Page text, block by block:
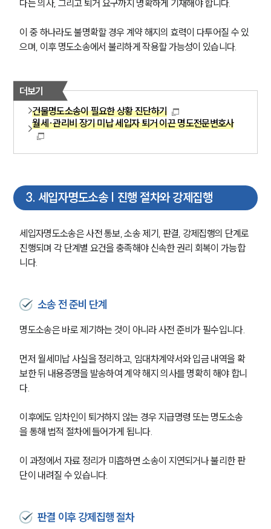
다는 의사, 그리고 퇴거 요구까지 명확하게 기재해야 합니다.
이 중 하나라도 불명확할 경우 계약 해지의 효력이 다투어질 수 있
으며, 이후 명도소송에서 불리하게 작용할 가능성이 있습니다.
더보기
건물명도소송이 필요한 상황 진단하기
월세·관리비 장기 미납 세입자 퇴거 이끈 명도전문변호사
3. 세입자명도소송 | 진행 절차와 강제집행
세입자명도소송은 사전 통보, 소송 제기, 판결, 강제집행의 단계로
진행되며 각 단계별 요건을 충족해야 신속한 권리 회복이 가능합
니다.
소송 전 준비 단계
명도소송은 바로 제기하는 것이 아니라 사전 준비가 필수입니다.
먼저 월세미납 사실을 정리하고, 임대차계약서와 입금 내역을 확
보한 뒤 내용증명을 발송하여 계약 해지 의사를 명확히 해야 합니
다.
이후에도 임차인이 퇴거하지 않는 경우 지급명령 또는 명도소송
을 통해 법적 절차에 들어가게 됩니다.
이 과정에서 자료 정리가 미흡하면 소송이 지연되거나 불리한 판
단이 내려질 수 있습니다.
판결 이후 강제집행 절차